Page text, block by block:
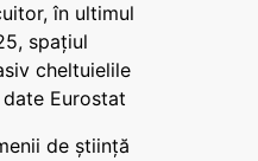
în ultimul
spațiul
cheltuielile
Eurostat
de știință